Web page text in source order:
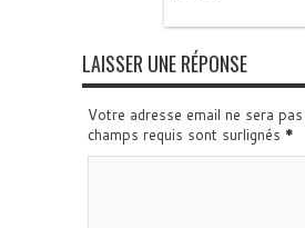
LAISSER UNE RÉPONSE
Votre adresse email ne sera
champs requis sont surlignés *